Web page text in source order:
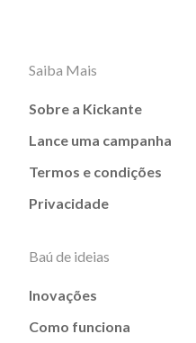
Saiba Mais
Sobre a Kickante
Lance uma campanha
Termos e condições
Privacidade
Baú de ideias
Inovações
Como funciona